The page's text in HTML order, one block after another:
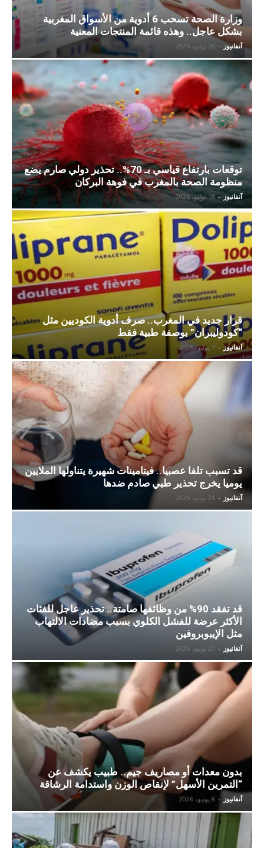
وزارة الصحة تسحب 6 أدوية من الأسواق المغربية
بشكل عاجل.. وهذه قائمة المنتجات المعنية
آنفانيوز - 28 يوليو، 2026
توقعات بارتفاع قياسي بـ 70%.. تحذير دولي صارم يضع
منظومة الصحة بالمغرب في فوهة البركان
آنفانيوز - 18 يوليو، 2026
قرار جديد في المغرب.. صرف أدوية الكوديين مثل
“كودوليبران” بوصفة طبية فقط
آنفانيوز - 7 يوليو، 2026
قد تسبب تلفا عصبيا.. فيتامينات شهيرة يتناولها الملايين
يوميا يخرج تحذير طبي صادم ضدها
آنفانيوز - 21 يونيو، 2026
قد تفقد 90% من وظائفها صامتة.. تحذير عاجل للفئات
الأكثر عرضة للفشل الكلوي بسبب مضادات الالتهاب
مثل الإيبوبروفين
آنفانيوز - 20 يونيو، 2026
بدون معدات أو مصاريف جيم.. طبيب يكشف عن
“التمرين الأسهل” لإنقاص الوزن واستدامة الرشاقة
آنفانيوز - 8 يونيو، 2026